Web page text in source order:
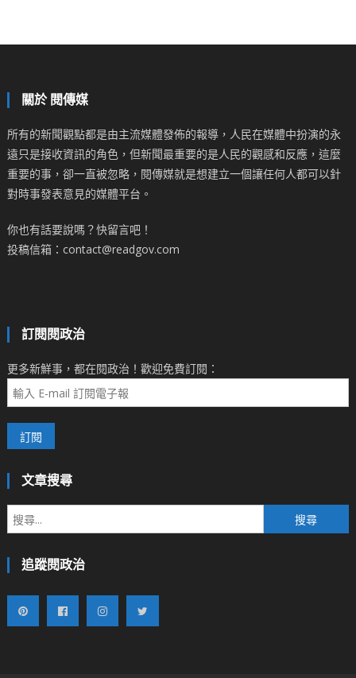
關於 閱傳媒
所有的新聞觀點都是由主流媒體發佈的報導，人民在媒體中扮演的永
遠只是接收資訊的角色，但新聞最重要的是人民的觀感和反應，這麼
重要的事，卻一直被忽略，閱傳媒就是想建立一個讓任何人都可以針
對時事發表意見的媒體平台。
你也有話要說嗎？快留言吧！
投稿信箱：contact@readgov.com
訂閱閱政治
更多新鮮事，都在閱政治！歡迎免費訂閱：
文章搜尋
尋
追蹤閱政治